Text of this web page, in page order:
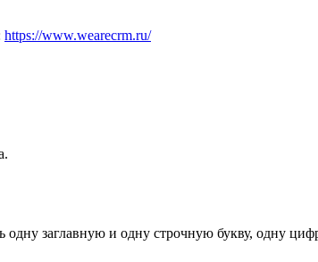
https://www.wearecrm.ru/
одну заглавную и одну строчную букву, одну